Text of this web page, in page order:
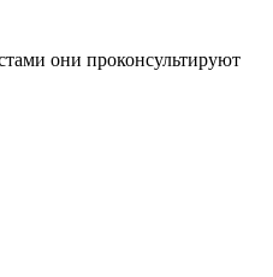
они проконсультируют